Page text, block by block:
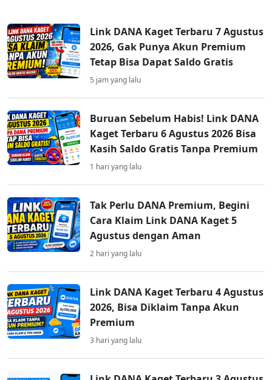
Link DANA Kaget Terbaru 7 Agustus
2026, Gak Punya Akun Premium
Tetap Bisa Dapat Saldo Gratis
5 jam yang lalu
Buruan Sebelum Habis! Link DANA
Kaget Terbaru 6 Agustus 2026 Bisa
Kasih Saldo Gratis Tanpa Premium
1 hari yang lalu
Tak Perlu DANA Premium, Begini
Cara Klaim Link DANA Kaget 5
Agustus dengan Aman
2 hari yang lalu
Link DANA Kaget Terbaru 4 Agustus
2026, Bisa Diklaim Tanpa Akun
Premium
3 hari yang lalu